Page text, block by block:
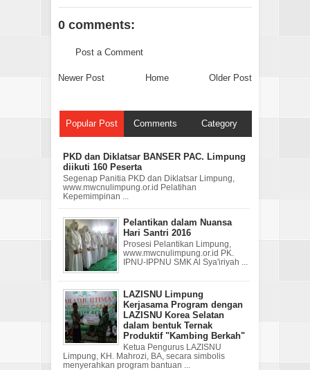
0 comments:
Post a Comment
Newer Post Older Post
Home
Popular Post Comments Category
PKD dan Diklatsar BANSER PAC. Limpung
diikuti 160 Peserta
Segenap Panitia PKD dan Diklatsar Limpung,
www.mwcnulimpung.or.id Pelatihan
Kepemimpinan ...
Pelantikan dalam Nuansa
Hari Santri 2016
Prosesi Pelantikan Limpung,
www.mwcnulimpung.or.id PK.
IPNU-IPPNU SMK Al Sya'iriyah ...
LAZISNU Limpung
Kerjasama Program dengan
LAZISNU Korea Selatan
dalam bentuk Ternak
Produktif "Kambing Berkah"
Ketua Pengurus LAZISNU
Limpung, KH. Mahrozi, BA, secara simbolis
menyerahkan program bantuan ...